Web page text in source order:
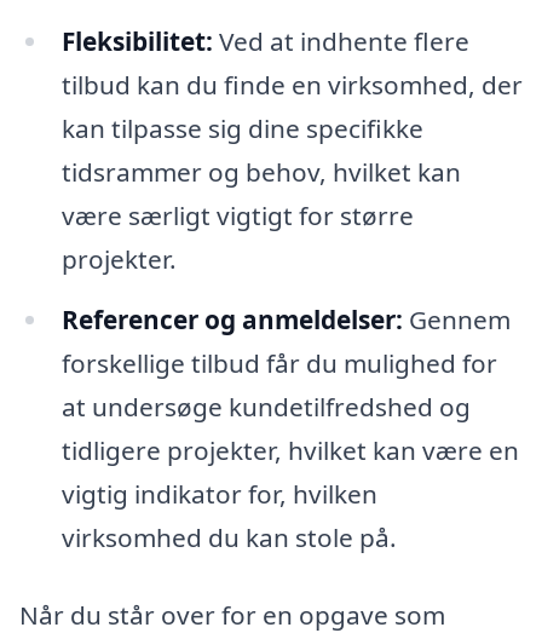
Fleksibilitet: Ved at indhente flere
tilbud kan du finde en virksomhed, der
kan tilpasse sig dine specifikke
tidsrammer og behov, hvilket kan
være særligt vigtigt for større
projekter.
Referencer og anmeldelser: Gennem
forskellige tilbud får du mulighed for
at undersøge kundetilfredshed og
tidligere projekter, hvilket kan være en
vigtig indikator for, hvilken
virksomhed du kan stole på.
Når du står over for en opgave som